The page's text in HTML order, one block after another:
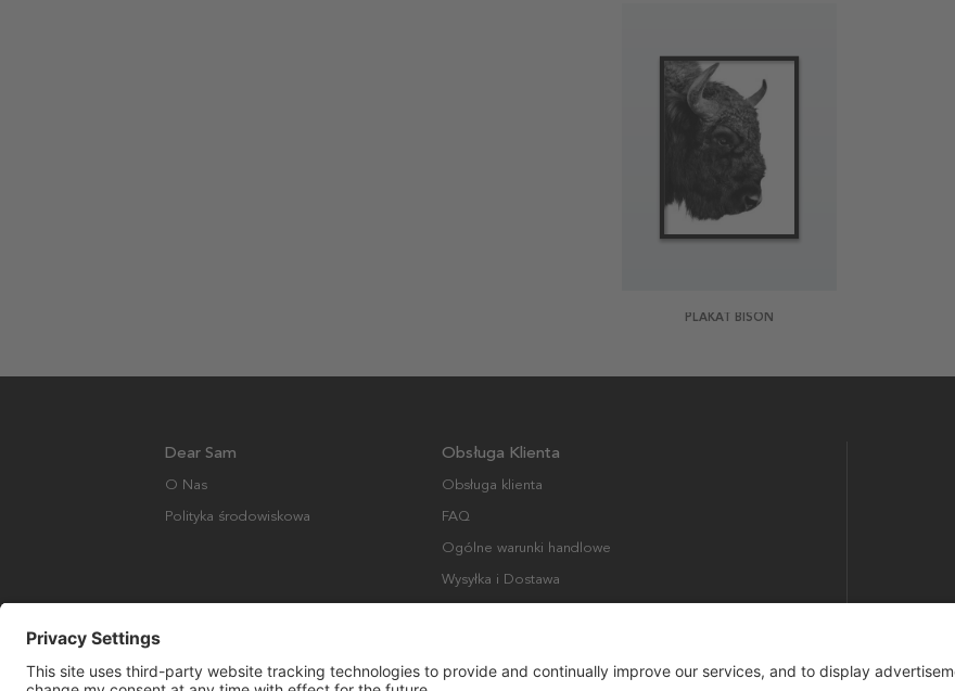
PLAKAT BISON
Dear Sam
O Nas
Polityka środowiskowa
Obsługa Klienta
Obsługa klienta
FAQ
Ogólne warunki handlowe
Wysyłka i Dostawa